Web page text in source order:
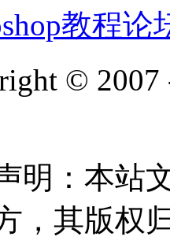
教程论
© 2007
明：本站
，其版权